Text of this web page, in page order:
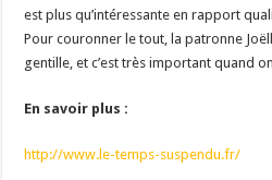
est plus qu’intéressante en rapport
Pour couronner le tout, la patronne
gentille, et c’est très important quand
En savoir plus :
http://www.le-temps-suspendu.fr/